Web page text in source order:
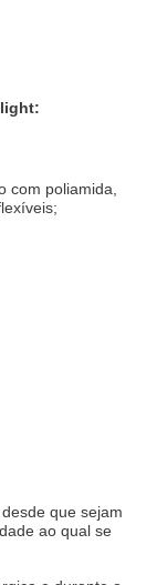
com poliamida,
que sejam
ao qual se